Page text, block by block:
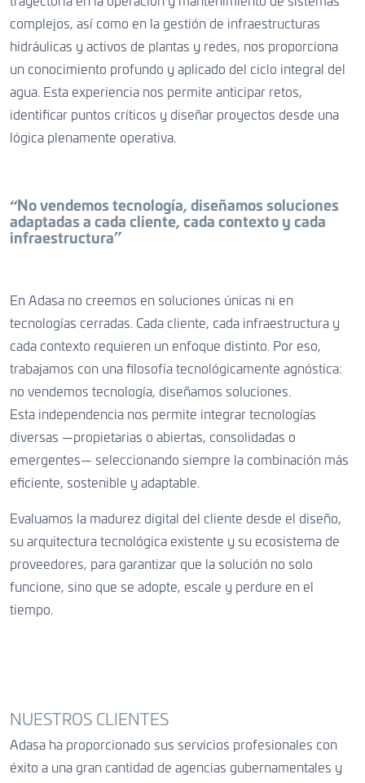
complejos, así como en la gestión de infraestructuras
hidráulicas y activos de plantas y redes, nos proporciona
un conocimiento profundo y aplicado del ciclo integral del
agua. Esta experiencia nos permite anticipar retos,
identificar puntos críticos y diseñar proyectos desde una
lógica plenamente operativa.
“No vendemos tecnología, diseñamos soluciones
adaptadas a cada cliente, cada contexto y cada
infraestructura”
En Adasa no creemos en soluciones únicas ni en
tecnologías cerradas. Cada cliente, cada infraestructura y
cada contexto requieren un enfoque distinto. Por eso,
trabajamos con una filosofía tecnológicamente agnóstica:
no vendemos tecnología, diseñamos soluciones.
Esta independencia nos permite integrar tecnologías
diversas —propietarias o abiertas, consolidadas o
emergentes— seleccionando siempre la combinación más
eficiente, sostenible y adaptable.
Evaluamos la madurez digital del cliente desde el diseño,
su arquitectura tecnológica existente y su ecosistema de
proveedores, para garantizar que la solución no solo
funcione, sino que se adopte, escale y perdure en el
tiempo.
NUESTROS CLIENTES
Adasa ha proporcionado sus servicios profesionales con
éxito a una gran cantidad de agencias gubernamentales y